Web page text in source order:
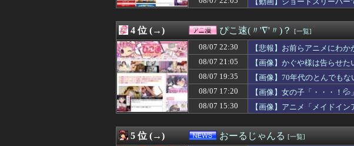
08/08 00:04
【生成AI漫画】新ヒロイン「銭子」追加記
08/08 00:03
税務署員1億円超脱税疑い 詐取金で競艇
08/08 00:03
婚約者との喧嘩を元同僚に相談したら「俺
08/08 00:03
【悲報】これからのオープンワールドゲー
08/08 00:03
【動画像】女の子「ウエスト？・・・60㎝
08/08 00:02
無双するガンダムって意外といないよね
08/08 00:01
【ウマ娘】南武線通勤してる一流トレーナ
08/08 00:01
【朗報】NGT48 12thシングル10月28日発売
08/08 00:01
ASDなんやが『冗談』とか『社交辞令』が
08/08 00:01
PCパーツ高すぎて自作する人減ってるよな
08/08 00:00
【ウマ娘】ジェンティル「そろそろ狩るわ
08/08 00:00
日本人女性インフルエンサー、ライブ配信
4 位 (→) ぴこ速(〃'∇'〃)？ [一覧]
08/07 22:30
【悲報】お前らアニメにわ
08/07 21:05
【画像】かぐや様は告らせ
08/07 19:35
【画像】70年代のとんでも
08/07 17:20
【画像】女の子「・・・！💦
08/07 15:30
【画像】アニメ「メイドイ
5 位 (→) おーるじゃんる [一覧]